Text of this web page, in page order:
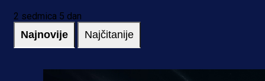
2 sedmica 5 dan
Najnovije Najčitanije